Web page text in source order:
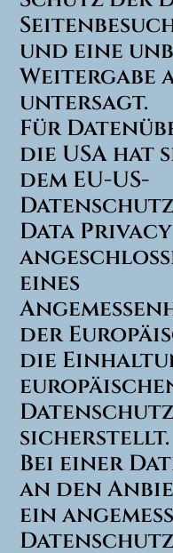
und eine
Weitergabe
untersagt.
Für
die USA hat
dem EU-US-
Data
eines
der
die
sicherstellt.
Bei einer
an den
ein